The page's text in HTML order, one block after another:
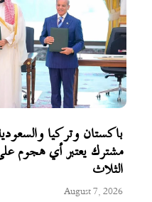
باكستان وتركيا
مشترك يعتبر أي هجوم
الثلاث
August 7, 2026